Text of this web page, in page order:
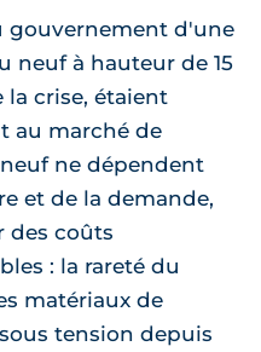
gouvernement d'une
neuf à hauteur de 15
la crise, étaient
au marché de
ne dépendent
et de la demande,
des coûts
: la rareté du
matériaux de
tension depuis